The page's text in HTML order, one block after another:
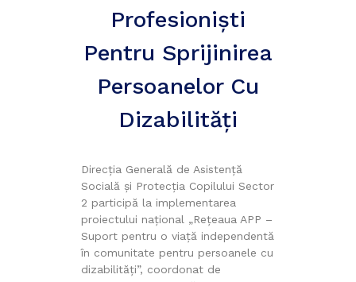
Profesioniști
Pentru Sprijinirea
Persoanelor Cu
Dizabilități
Direcția Generală de Asistență
Socială și Protecția Copilului Sector
2 participă la implementarea
proiectului național „Rețeaua APP –
Suport pentru o viață independentă
în comunitate pentru persoanele cu
dizabilități”, coordonat de